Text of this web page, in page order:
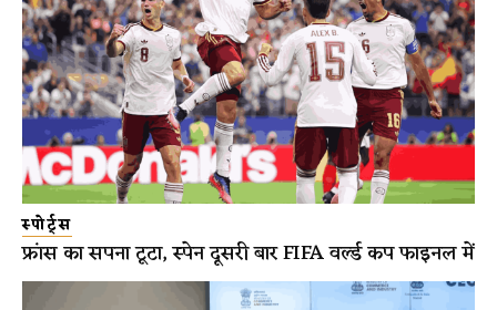
स्पोर्ट्स
फ्रांस का सपना टूटा, स्पेन दूसरी बार FIFA वर्ल्ड कप फाइनल में